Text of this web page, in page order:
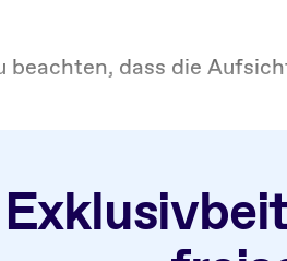
beachten, dass die